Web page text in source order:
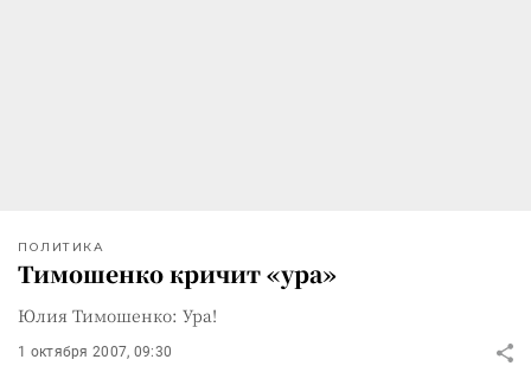
ПОЛИТИКА
Тимошенко кричит «ура»
Юлия Тимошенко: Ура!
1 октября 2007, 09:30